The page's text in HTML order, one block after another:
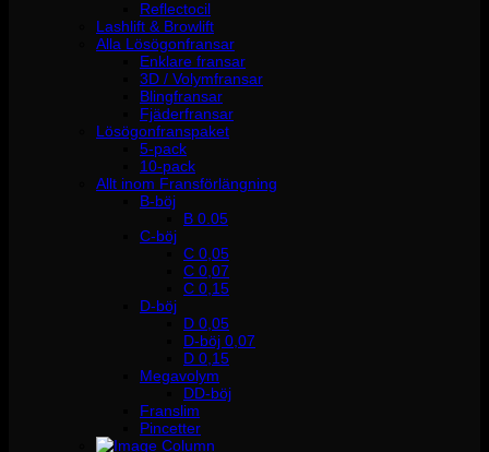
Reflectocil
Lashlift & Browlift
Alla Lösögonfransar
Enklare fransar
3D / Volymfransar
Blingfransar
Fjäderfransar
Lösögonfranspaket
5-pack
10-pack
Allt inom Fransförlängning
B-böj
B 0.05
C-böj
C 0,05
C 0,07
C 0,15
D-böj
D 0,05
D-böj 0,07
D 0,15
Megavolym
DD-böj
Franslim
Pincetter